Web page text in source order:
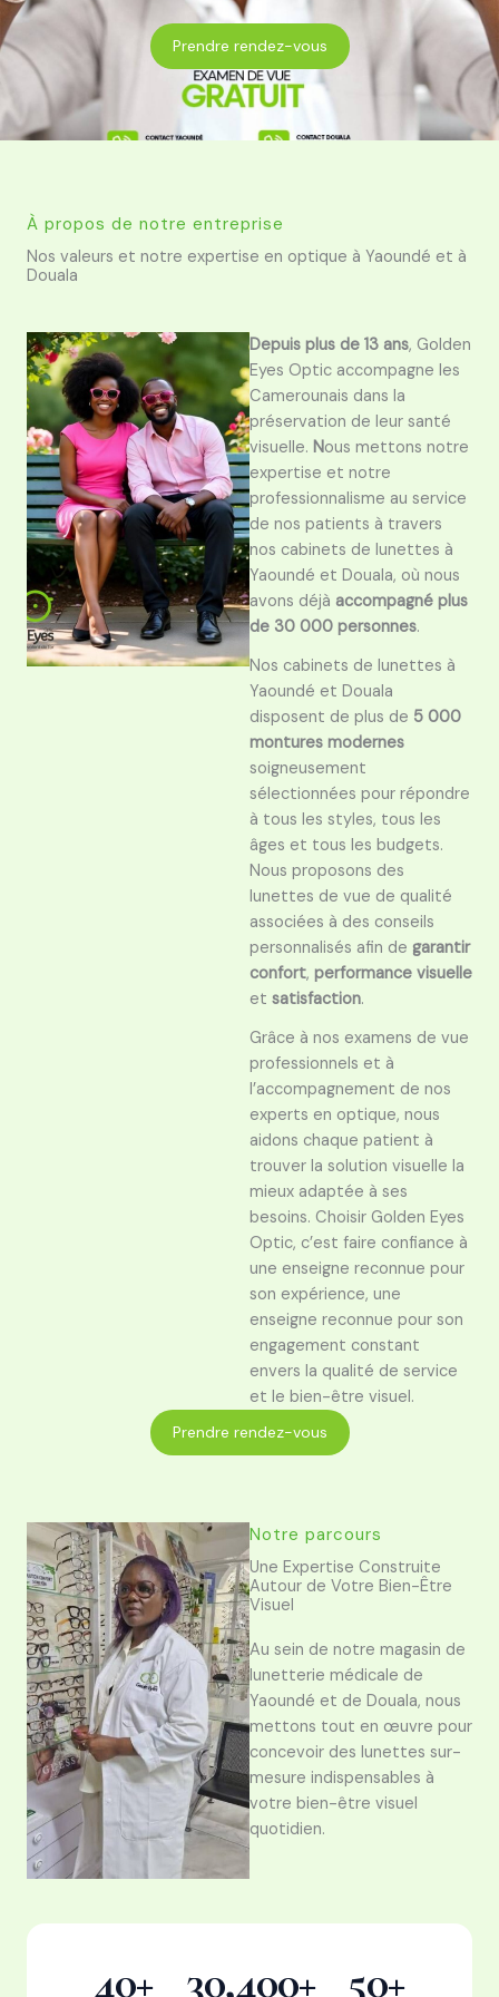
Prendre rendez-vous
À propos de notre entreprise
Nos valeurs et notre expertise en optique à Yaoundé et à
Douala
Depuis plus de 13 ans, Golden
Eyes Optic accompagne les
Camerounais dans la
préservation de leur santé
visuelle. Nous mettons notre
expertise et notre
professionnalisme au service
de nos patients à travers
nos cabinets de lunettes à
Yaoundé et Douala, où nous
avons déjà accompagné plus
de 30 000 personnes.
Nos cabinets de lunettes à
Yaoundé et Douala
disposent de plus de 5 000
montures modernes
soigneusement
sélectionnées pour répondre
à tous les styles, tous les
âges et tous les budgets.
Nous proposons des
lunettes de vue de qualité
associées à des conseils
personnalisés afin de garantir
confort, performance visuelle
et satisfaction.
Grâce à nos examens de vue
professionnels et à
l’accompagnement de nos
experts en optique, nous
aidons chaque patient à
trouver la solution visuelle la
mieux adaptée à ses
besoins. Choisir Golden Eyes
Optic, c’est faire confiance à
une enseigne reconnue pour
son expérience, une
enseigne reconnue pour son
engagement constant
envers la qualité de service
et le bien-être visuel.
Prendre rendez-vous
Notre parcours
Une Expertise Construite
Autour de Votre Bien-Être
Visuel
Au sein de notre magasin de
lunetterie médicale de
Yaoundé et de Douala, nous
mettons tout en œuvre pour
concevoir des lunettes sur-
mesure indispensables à
votre bien-être visuel
quotidien.
40+ 30,400+ 50+